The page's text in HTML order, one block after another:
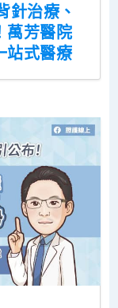
針治療、
萬芳醫院
站式醫療